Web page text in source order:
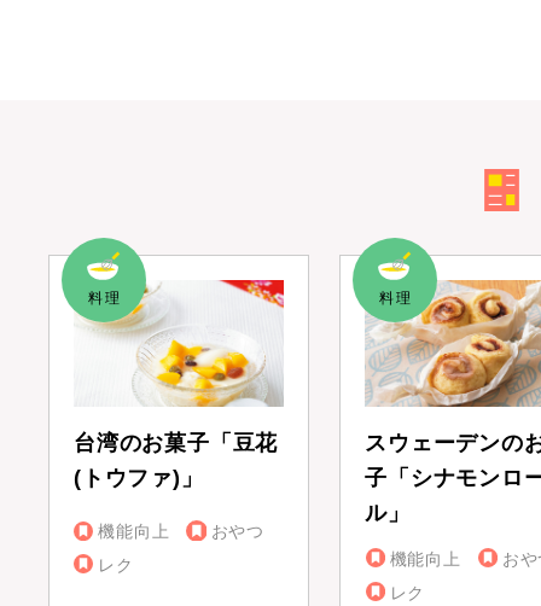
台湾のお菓子「豆花
(トウファ)」
機能向上
おやつ
レク
スウェーデンの
子「シナモンロ
ル」
機能向上
お
レク